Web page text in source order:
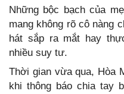
Những bộc bạch của
mang không rõ cô nàng
hát sắp ra mắt hay
nhiều suy tư.
Thời gian vừa qua, Hòa
khi thông báo chia tay